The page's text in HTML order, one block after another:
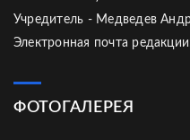
Учредитель - Медведев
Электронная почта
ФОТОГАЛЕРЕЯ